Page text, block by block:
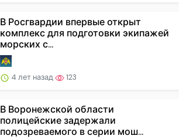
В Росгвардии впервые открыт
комплекс для подготовки экипажей
морских с...
4 лет назад 123
В Воронежской области
полицейские задержали
подозреваемого в серии мош...